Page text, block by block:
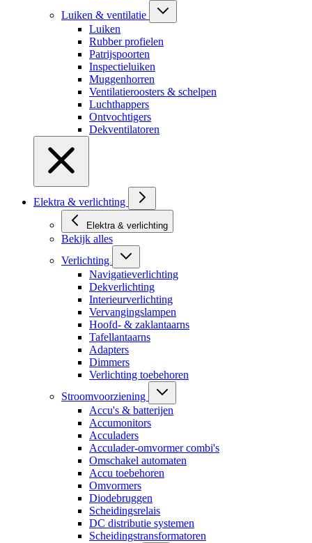
Luiken & ventilatie
Luiken
Rubber profielen
Patrijspoorten
Inspectieluiken
Muggenhorren
Ventilatieroosters & schelpen
Luchthappers
Ontvochtigers
Dekventilatoren
Elektra & verlichting
Elektra & verlichting
Bekijk alles
Verlichting
Navigatieverlichting
Dekverlichting
Interieurverlichting
Vervangingslampen
Hoofd- & zaklantaarns
Tafellantaarns
Adapters
Dimmers
Verlichting toebehoren
Stroomvoorziening
Accu's & batterijen
Accumonitors
Acculaders
Acculader-omvormer combi's
Omschakel automaten
Accu toebehoren
Omvormers
Diodebruggen
Scheidingsrelais
DC distributie systemen
Scheidingstransformatoren